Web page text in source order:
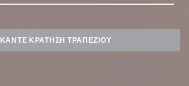
ΚΆΝΤΕ ΚΡΆΤΗΣΗ ΤΡΑΠΕΖΙΟΎ